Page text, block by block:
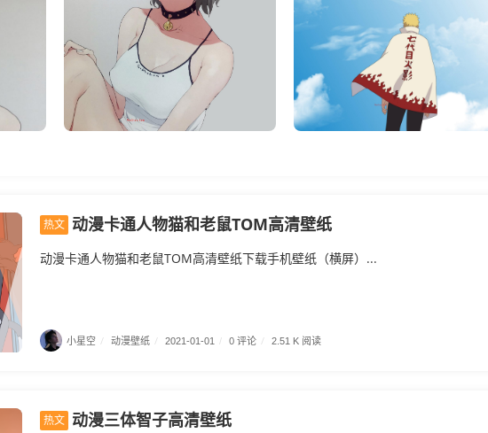
热文 动漫卡通人物猫和老鼠TOM高清壁纸
动漫卡通人物猫和老鼠TOM高清壁纸下载手机壁纸（横屏）...
小星空 / 动漫壁纸 / 2021-01-01 / 0 评论 / 2.51 K 阅读
热文 动漫三体智子高清壁纸